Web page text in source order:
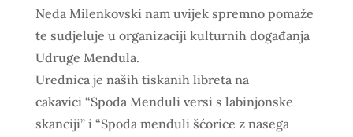
Neda Milenkovski nam uvijek spremno pomaže
te sudjeluje u organizaciji kulturnih događanja
Udruge Mendula.
Urednica je naših tiskanih libreta na
cakavici“Spoda Menduli versi s labinjonske
skanciji” i “Spoda menduli šćorice z nasega